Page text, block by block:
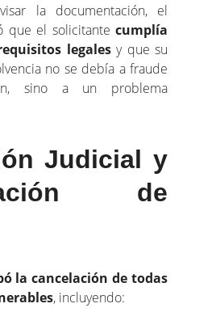
la documentación, el
que el solicitante cumplía
legalesy que su
no se debía a fraude
sino a un problema
Judicial y
de
la cancelación de todas
, incluyendo: